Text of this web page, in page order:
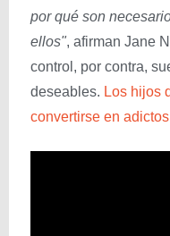
por qué son
ellos", afirman Jane
control, por contra,
deseables. Los hijos
convertirse en